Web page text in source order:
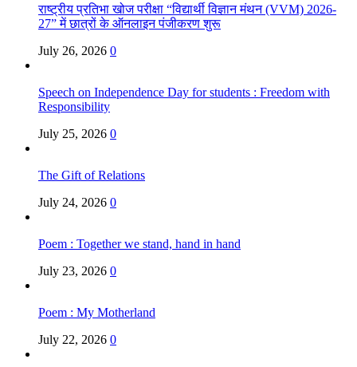
राष्ट्रीय प्रतिभा खोज परीक्षा “विद्यार्थी विज्ञान मंथन (VVM) 2026-
27” में छात्रों के ऑनलाइन पंजीकरण शुरू
July 26, 2026 0
Speech on Independence Day for students : Freedom with
Responsibility
July 25, 2026 0
The Gift of Relations
July 24, 2026 0
Poem : Together we stand, hand in hand
July 23, 2026 0
Poem : My Motherland
July 22, 2026 0